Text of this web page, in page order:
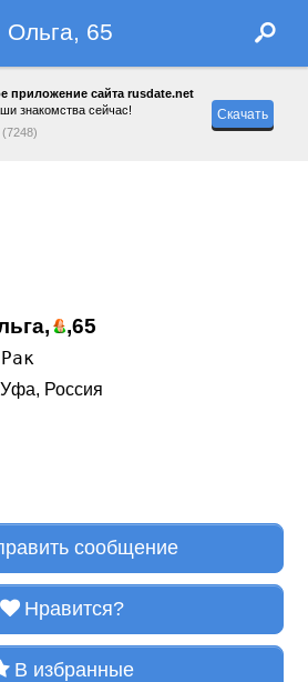
Ольга, 65
приложение сайта rusdate.net
знакомства сейчас!
(7248)
Скачать
,65
Рак
Уфа, Россия
сообщение
Нравится?
В избранные